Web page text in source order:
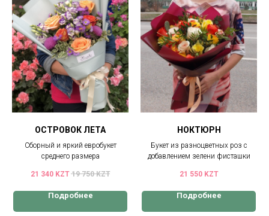
ОСТРОВОК ЛЕТА
Сборный и яркий евробукет
среднего размера
21 340 KZT 19 750 KZT
Подробнее
НОКТЮРН
Букет из разноцветных роз с
добавлением зелени фисташки
21 550 KZT
Подробнее